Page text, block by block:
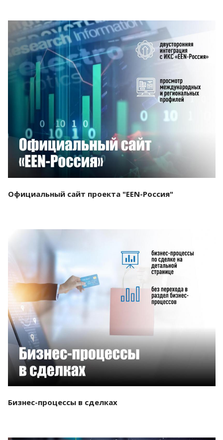
Смотреть проект
Официальный сайт проекта "EEN-Россия"
Бизнес-процессы в сделках